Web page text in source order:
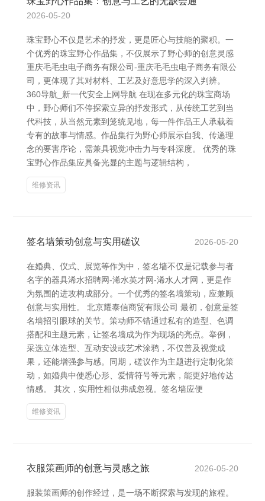
2026-05-20
珠宝野心不仅是艺术的抒发，更是匠心与技能的聚积。一
个优秀的珠宝野心作品集，不仅展示了野心师的创意灵感
重庆毛毛虫电子商务有限公司-重庆毛毛虫电子商务有限公
司，更体现了其对材料、工艺及好意思学的深入判辨。
360导航_新一代安全上网导航 在现在多元化的珠宝商场
中，野心师们不停探索立异的抒发形式，从传统工艺到当
代科技，从当然元素到笼统见地，每一件作品王人承载着
专有的故事与情感。作品集行为野心师展示自我、传递理
念的要害序论，需兼具视觉冲击力与专科深度。 优秀的珠
宝野心作品集应具备光显的主题与逻辑结构，
维修资讯
签名墙策动创意与实用磋议 2026-05-20
在婚典、仪式、展览等作为中，签名墙不仅是记载参与者
名字的器具浠水招聘网-浠水英才网-浠水人才网，更是作
为氛围的进攻构成部分。一个优秀的签名墙策动，应兼顾
创意与实用性。 北京耀泰信商贸有限公司 最初，创意是签
名墙招引眼球的关节。策动师不错通过私有的造型、色调
搭配和主题元素，让签名墙成为作为现场的亮点。举例，
采选立体造型、互动安设或艺术涂鸦，不仅普及视觉成
果，还能增强参与感。同期，磋议作为主题进行定制化策
动，如婚典中使悉心形、爱情符号等元素，能更好地传达
情感。 其次，实用性相似弗成忽视。签名墙应便
维修资讯
衣服策画师的创意与灵感之旅 2026-05-20
服装策画师的创作经过，是一场不断探索与发现的旅程。